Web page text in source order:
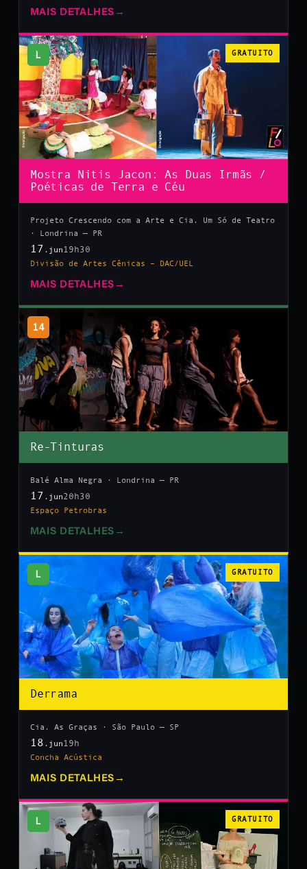
MAIS DETALHES →
L GRATUITO
Mostra Nitis Jacon: As Duas Irmãs /
Poéticas de Terra e Céu
Projeto Crescendo com a Arte e Cia. Um Só de Teatro
· Londrina — PR
17 .jun 19h30
Divisão de Artes Cênicas – DAC/UEL
MAIS DETALHES →
14
Re-Tinturas
Balé Alma Negra · Londrina — PR
17 .jun20h30
Espaço Petrobras
MAIS DETALHES →
L GRATUITO
Derrama
Cia. As Graças · São Paulo — SP
18 .jun 19h
Concha Acústica
MAIS DETALHES →
L GRATUITO